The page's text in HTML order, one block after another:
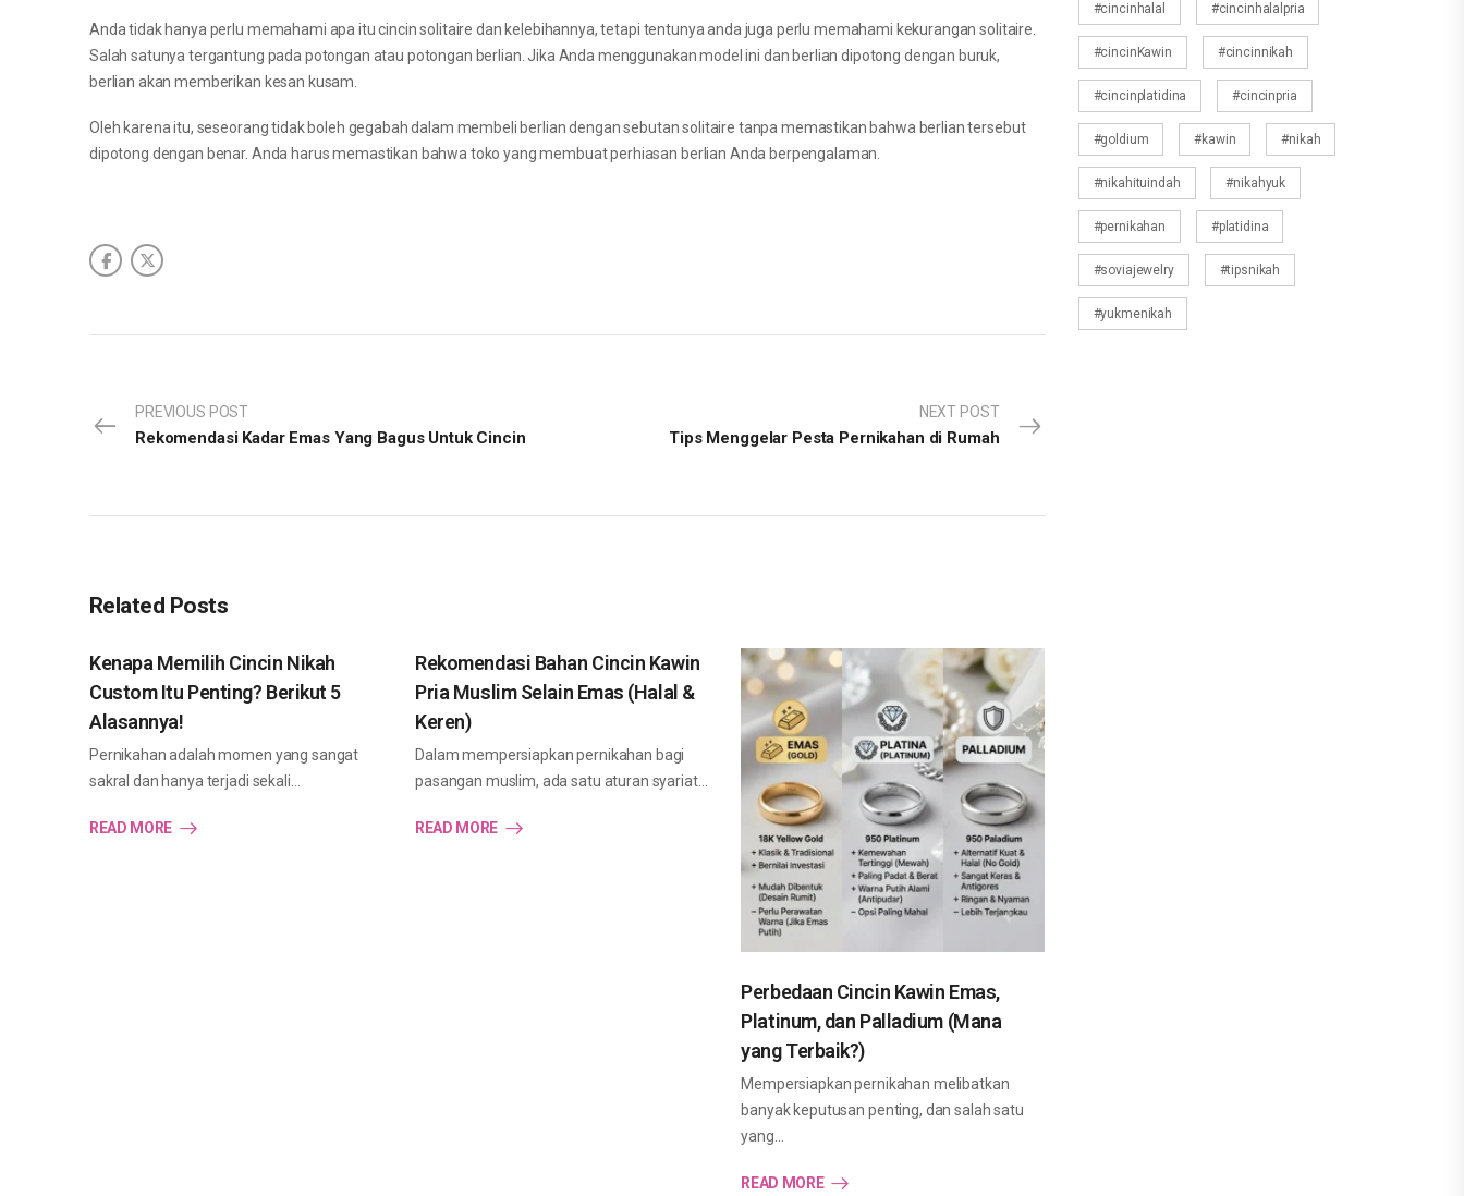
Anda tidak hanya perlu memahami apa itu cincin solitaire dan kelebihannya, tetapi tentunya anda juga perlu memahami kekurangan solitaire.
Salah satunya tergantung pada potongan atau potongan berlian. Jika Anda menggunakan model ini dan berlian dipotong dengan buruk,
berlian akan memberikan kesan kusam.
Oleh karena itu, seseorang tidak boleh gegabah dalam membeli berlian dengan sebutan solitaire tanpa memastikan bahwa berlian tersebut
dipotong dengan benar. Anda harus memastikan bahwa toko yang membuat perhiasan berlian Anda berpengalaman.
PREVIOUS POST
Rekomendasi Kadar Emas Yang Bagus Untuk Cincin
NEXT POST
Tips Menggelar Pesta Pernikahan di Rumah
Related Posts
Kenapa Memilih Cincin Nikah
Custom Itu Penting? Berikut 5
Alasannya!
Pernikahan adalah momen yang sangat
sakral dan hanya terjadi sekali…
READ MORE
Rekomendasi Bahan Cincin Kawin
Pria Muslim Selain Emas (Halal &
Keren)
Dalam mempersiapkan pernikahan bagi
pasangan muslim, ada satu aturan syariat…
READ MORE
Perbedaan Cincin Kawin Emas,
Platinum, dan Palladium (Mana
yang Terbaik?)
Mempersiapkan pernikahan melibatkan
banyak keputusan penting, dan salah satu
yang…
READ MORE
#cincinhalal #cincinhalalpria
#cincinKawin #cincinnikah
#cincinplatidina #cincinpria
#goldium #kawin #nikah
#nikahituindah #nikahyuk
#pernikahan #platidina
#soviajewelry #tipsnikah
#yukmenikah